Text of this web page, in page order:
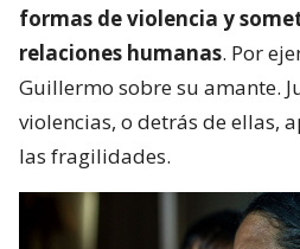
formas de violencia y
relaciones humanas. Por
Guillermo sobre su amante.
violencias, o detrás de ellas,
las fragilidades.